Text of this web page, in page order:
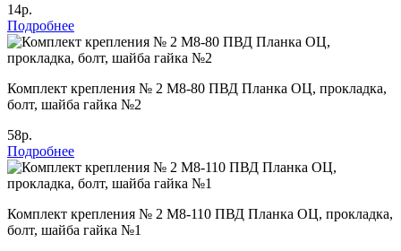
14р.
Подробнее
Комплект крепления № 2 М8-80 ПВД Планка ОЦ, прокладка,
болт, шайба гайка №2
58р.
Подробнее
Комплект крепления № 2 М8-110 ПВД Планка ОЦ, прокладка,
болт, шайба гайка №1